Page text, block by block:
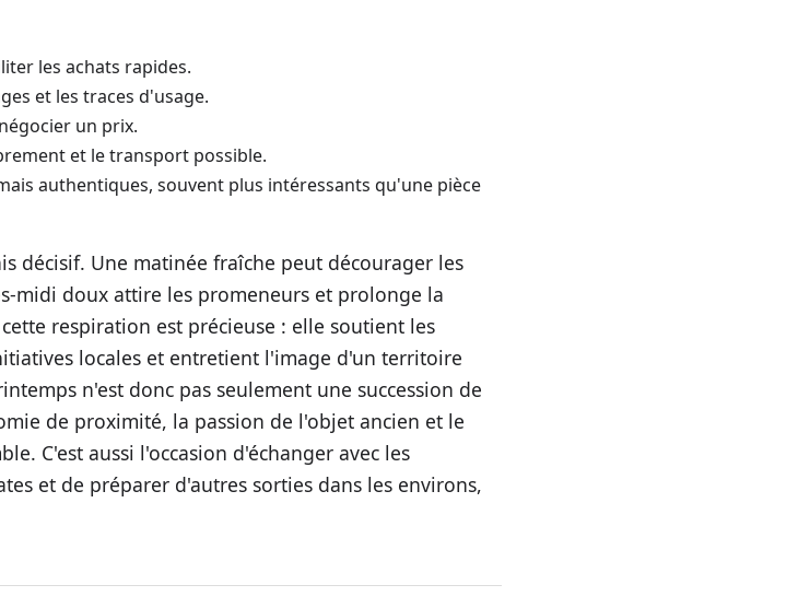
les achats rapides.
et les traces d'usage.
un prix.
et le transport possible.
authentiques, souvent plus intéressants qu'une pièce
décisif. Une matinée fraîche peut décourager les
midi doux attire les promeneurs et prolonge la
respiration est précieuse : elle soutient les
locales et entretient l'image d'un territoire
n'est donc pas seulement une succession de
de proximité, la passion de l'objet ancien et le
C'est aussi l'occasion d'échanger avec les
et de préparer d'autres sorties dans les environs,